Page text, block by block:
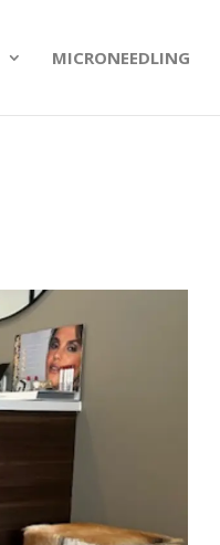
MICRONEEDLING